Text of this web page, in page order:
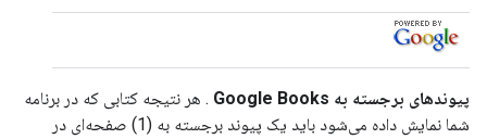
پیوندهای برجسته به Google Books
. هر نتیجه کتابی که در برنامه
شما نمایش داده می‌شود باید یک پیوند برجسته به (1) صفحه‌ای در